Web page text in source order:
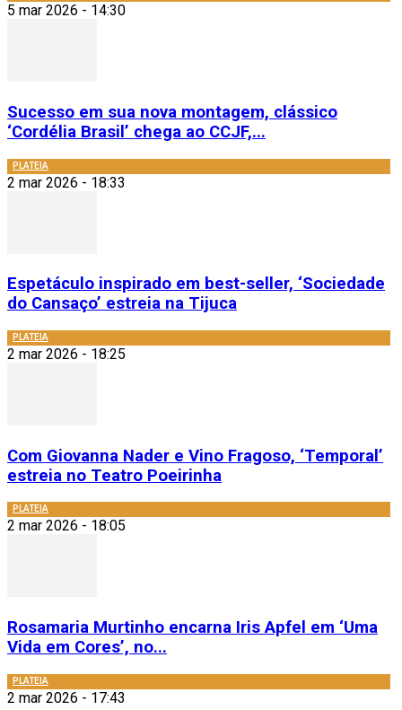
5 mar 2026 - 14:30
Sucesso em sua nova montagem, clássico
‘Cordélia Brasil’ chega ao CCJF,...
PLATEIA
2 mar 2026 - 18:33
Espetáculo inspirado em best-seller, ‘Sociedade
do Cansaço’ estreia na Tijuca
PLATEIA
2 mar 2026 - 18:25
Com Giovanna Nader e Vino Fragoso, ‘Temporal’
estreia no Teatro Poeirinha
PLATEIA
2 mar 2026 - 18:05
Rosamaria Murtinho encarna Iris Apfel em ‘Uma
Vida em Cores’, no...
PLATEIA
2 mar 2026 - 17:43